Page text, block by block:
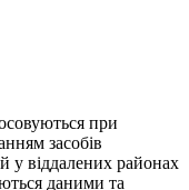
при
засобів
у віддалених районах
даними та